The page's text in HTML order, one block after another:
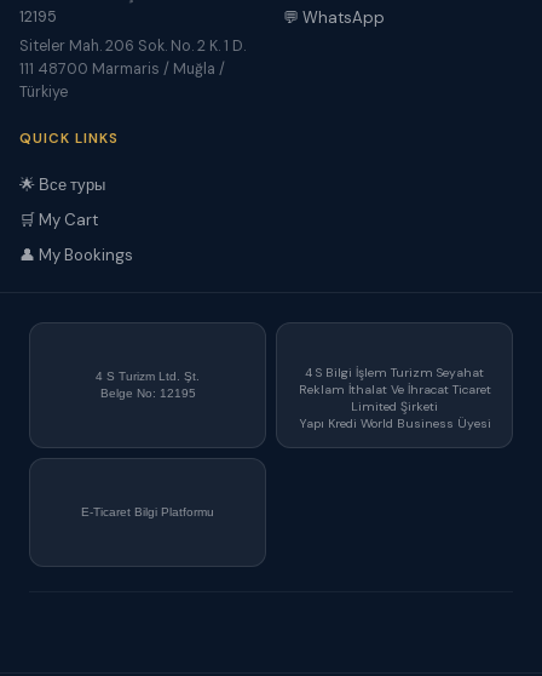
12195
Siteler Mah. 206 Sok. No. 2 K. 1 D.
111 48700 Marmaris / Muğla /
Türkiye
💬 WhatsApp
QUICK LINKS
🌟 Все туры
🛒 My Cart
👤 My Bookings
4 S Turizm Ltd. Şt.
Belge No: 12195
4 S Bilgi İşlem Turizm Seyahat
Reklam İthalat Ve İhracat Ticaret
Limited Şirketi
Yapı Kredi World Business Üyesi
E-Ticaret Bilgi Platformu